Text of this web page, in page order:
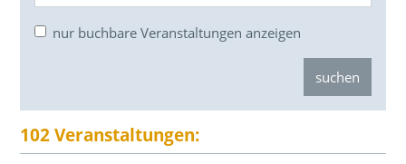
nur buchbare Veranstaltungen anzeigen
102 Veranstaltungen: